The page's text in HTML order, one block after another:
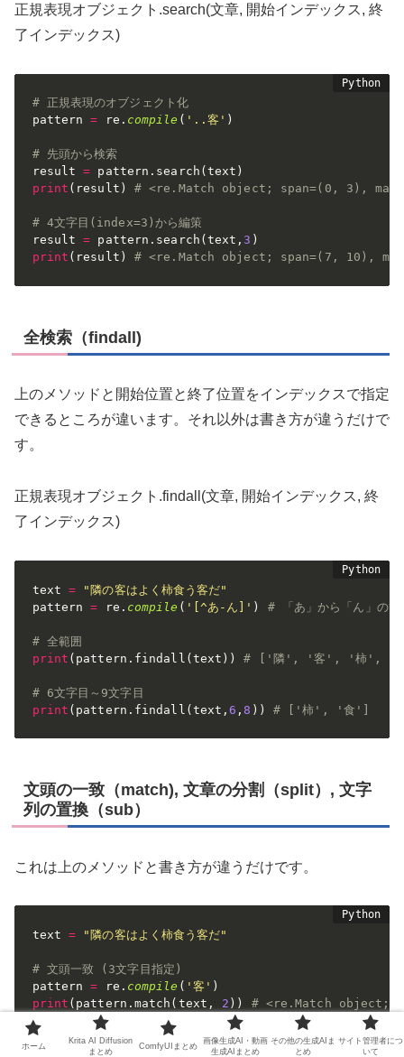
正規表現オブジェクト.search(文章, 開始インデックス, 終
了インデックス)
# 正規表現のオブジェクト化
pattern = re . compile ( '..客' )
# 先頭から検索
result = pattern . search ( text )
print ( result ) # <re.Match object; span=(0, 3),
# 4文字目(index=3)から編策
result = pattern . search ( text ,3 )
print ( result ) # <re.Match object; span=(7, 10),
全検索（findall)
上のメソッドと開始位置と終了位置をインデックスで指定
できるところが違います。それ以外は書き方が違うだけで
す。
正規表現オブジェクト.findall(文章, 開始インデックス, 終
了インデックス)
text =
"隣の客はよく柿食う客だ"
pattern = re . compile ( '[^あ-ん]' ) # 「あ」から「ん」のひ
# 全範囲
print ( pattern . findall (text ) ) # ['隣', '客', '柿', '
# 6文字目～9文字目
print ( pattern . findall (text ,6 ,8 ) ) # ['柿', '食']
文頭の一致（match), 文章の分割（split）, 文字
列の置換（sub）
これは上のメソッドと書き方が違うだけです。
text = "隣の客はよく柿食う客だ"
# 文頭一致 (3文字目指定)
pattern = re . compile ( '客' )
print ( pattern . match ( text , 2 ) ) # <re.Match object;
# 文章の分割
ホーム
Krita AI Diffusion
まとめ
ComfyUIまとめ
画像生成AI・動画
生成AIまとめ
その他の生成AIま
とめ
サイト管理者につ
いて